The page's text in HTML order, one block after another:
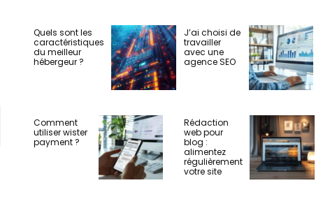
Quels sont les
caractéristiques
du meilleur
hébergeur ?
J’ai choisi de
travailler
avec une
agence SEO
Comment
utiliser wister
payment ?
Rédaction
web pour
blog :
alimentez
régulièrement
votre site